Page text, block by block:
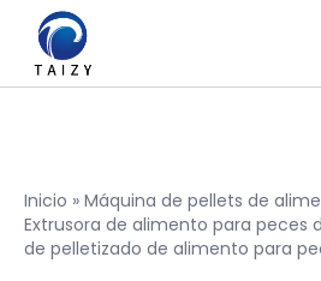
Inicio » Máquina de pellets de
Extrusora de alimento para peces
de pelletizado de alimento para